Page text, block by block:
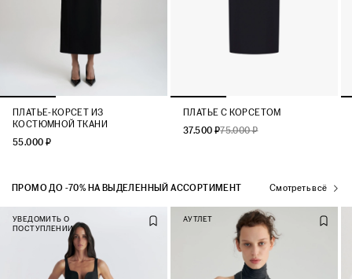
ПЛАТЬЕ-КОРСЕТ ИЗ
КОСТЮМНОЙ ТКАНИ
55.000 ₽
ПЛАТЬЕ С КОРСЕТОМ
37.500 ₽75.000 ₽
ПРОМО ДО -70% НА ВЫДЕЛЕННЫЙ АССОРТИМЕНТ Смотреть всё
УВЕДОМИТЬ О
ПОСТУПЛЕНИИ
АУТЛЕТ